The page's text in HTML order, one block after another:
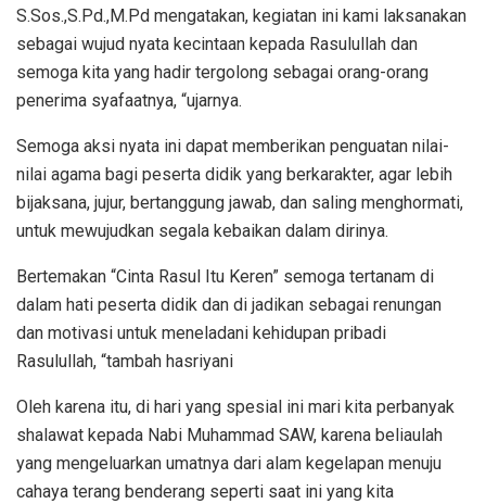
S.Sos.,S.Pd.,M.Pd mengatakan, kegiatan ini kami laksanakan
sebagai wujud nyata kecintaan kepada Rasulullah dan
semoga kita yang hadir tergolong sebagai orang-orang
penerima syafaatnya, “ujarnya.
Semoga aksi nyata ini dapat memberikan penguatan nilai-
nilai agama bagi peserta didik yang berkarakter, agar lebih
bijaksana, jujur, bertanggung jawab, dan saling menghormati,
untuk mewujudkan segala kebaikan dalam dirinya.
Bertemakan “Cinta Rasul Itu Keren” semoga tertanam di
dalam hati peserta didik dan di jadikan sebagai renungan
dan motivasi untuk meneladani kehidupan pribadi
Rasulullah, “tambah hasriyani
Oleh karena itu, di hari yang spesial ini mari kita perbanyak
shalawat kepada Nabi Muhammad SAW, karena beliaulah
yang mengeluarkan umatnya dari alam kegelapan menuju
cahaya terang benderang seperti saat ini yang kita